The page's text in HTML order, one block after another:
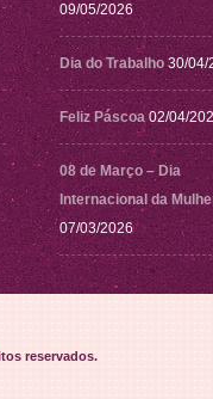
09/05/2026
Dia do Trabalho 30/04/
Feliz Páscoa 02/04/
08 de Março – Dia
Internacional da
07/03/2026
reservados.